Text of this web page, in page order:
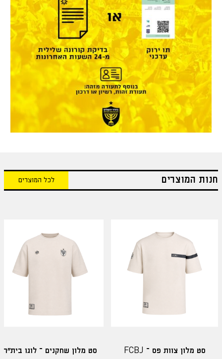
חנות המוצרים לכל המוצרים
סט מלון צוות פס – FCBJ סט מלון שחקנים – לוגו בית"ר